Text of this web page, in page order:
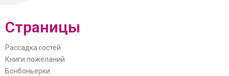
Страницы
Рассадка гостей
Книги пожеланий
Бонбоньерки